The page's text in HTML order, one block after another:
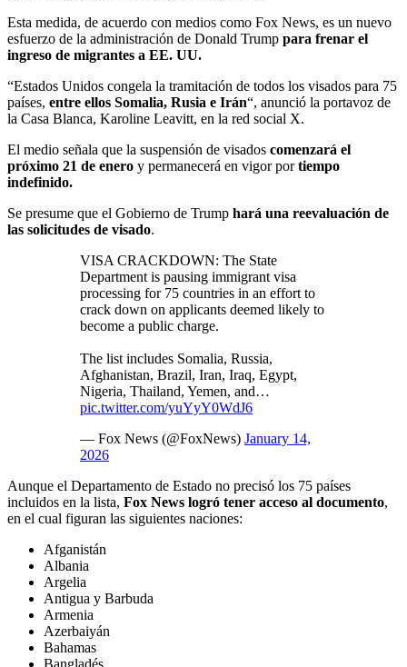
Esta medida, de acuerdo con medios como Fox News, es un nuevo
esfuerzo de la administración de Donald Trump para frenar el
ingreso de migrantes a EE. UU.
“Estados Unidos congela la tramitación de todos los visados para 75
países, entre ellos Somalia, Rusia e Irán“, anunció la portavoz de
la Casa Blanca, Karoline Leavitt, en la red social X.
El medio señala que la suspensión de visados comenzará el
próximo 21 de enero y permanecerá en vigor portiempo
indefinido.
Se presume que el Gobierno de Trump hará una reevaluación de
las solicitudes de visado.
VISA CRACKDOWN: The State
Department is pausing immigrant visa
processing for 75 countries in an effort to
crack down on applicants deemed likely to
become a public charge.
The list includes Somalia, Russia,
Afghanistan, Brazil, Iran, Iraq, Egypt,
Nigeria, Thailand, Yemen, and…
pic.twitter.com/yuYyY0WdJ6
— Fox News (@FoxNews) January 14,
2026
Aunque el Departamento de Estado no precisó los 75 países
incluidos en la lista, Fox News logró tener acceso al documento,
en el cual figuran las siguientes naciones:
Afganistán
Albania
Argelia
Antigua y Barbuda
Armenia
Azerbaiyán
Bahamas
Bangladés